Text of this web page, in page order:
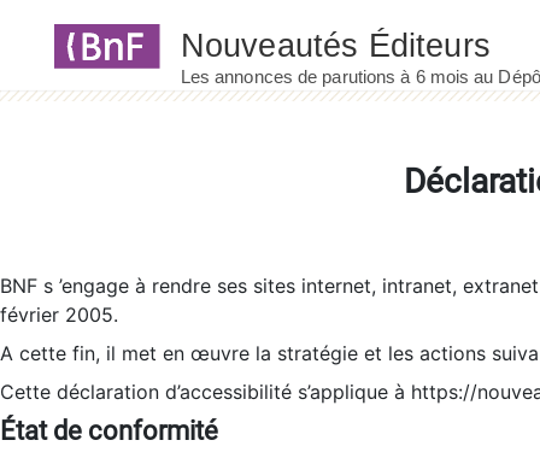
BNF s ’engage à rendre ses sites internet, intranet,
février 2005.
A cette fin, il met en œuvre la stratégie et les actions
Cette déclaration d’accessibilité s’applique à https://
État de conformité